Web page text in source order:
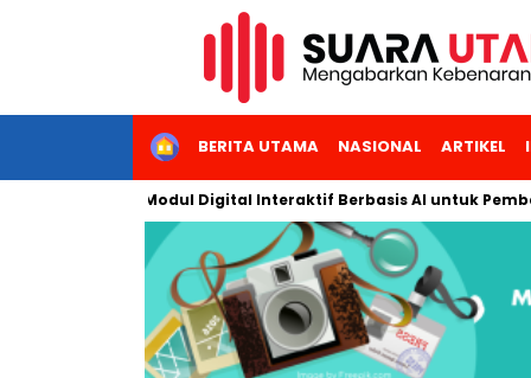
HOMEBERITA UTAMA NASIONAL ARTIKEL
Modul Digital Interaktif Berbasis AI untuk